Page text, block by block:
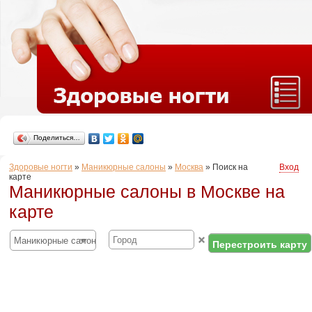
Поделиться…
Здоровые ногти » Маникюрные салоны » Москва » Поиск на
карте
Вход
Маникюрные салоны в Москве на
карте